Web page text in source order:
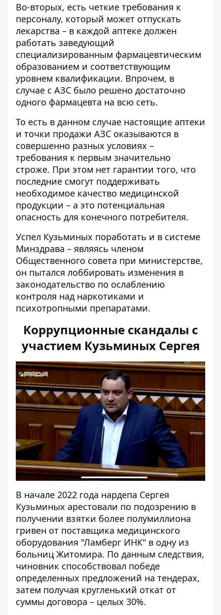
Во-вторых, есть четкие требования к
персоналу, который может отпускать
лекарства – в каждой аптеке должен
работать заведующий
специализированным фармацевтическим
образованием и соответствующим
уровнем квалификации. Впрочем, в
случае с АЗС было решено достаточно
одного фармацевта на всю сеть.
То есть в данном случае настоящие аптеки
и точки продажи АЗС оказываются в
совершенно разных условиях –
требования к первым значительно
строже. При этом нет гарантии того, что
последние смогут поддерживать
необходимое качество медицинской
продукции – а это потенциальная
опасность для конечного потребителя.
Успел Кузьминых поработать и в системе
Минздрава – являясь членом
Общественного совета при министерстве,
он пытался лоббировать изменения в
законодательство по ослаблению
контроля над наркотиками и
психотропными препаратами.
Коррупционные скандалы с
участием Кузьминых Сергея
В начале 2022 года нардепа Сергея
Кузьминых арестовали по подозрению в
получении взятки более полумиллиона
гривен от поставщика медицинского
оборудования "Ламберг ИНК" в одну из
больниц Житомира. По данным следствия,
чиновник способствовал победе
определенных предложений на тендерах,
затем получая кругленький откат от
суммы договора – целых 30%.